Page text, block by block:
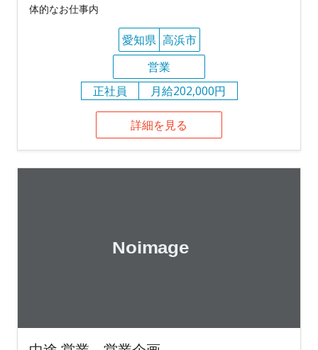
体的なお仕事内
愛知県 高浜市
営業
正社員
月給202,000円
詳細を見る